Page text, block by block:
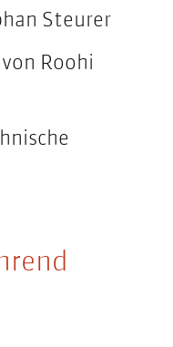
Steurer
Roohi